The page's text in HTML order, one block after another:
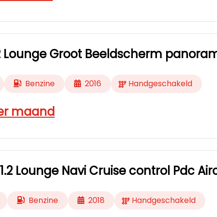
Lounge Groot Beeldscherm
Benzine 2016 Handgeschakeld
maand
Lounge Navi Cruise control Pdc
Benzine 2018 Handgeschakeld